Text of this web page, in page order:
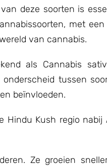
deze soorten is
met
van cannabis.
als Cannabis
tussen
beïnvloeden.
Hindu Kush regio
Ze groeien